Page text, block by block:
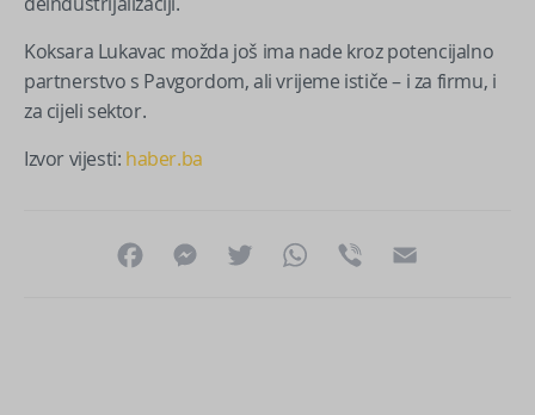
Koksara Lukavac možda još ima nade kroz potencijalno
partnerstvo s Pavgordom, ali vrijeme ističe – i za firmu, i
za cijeli sektor.
Izvor vijesti: haber.ba
FacebookMessenger
Twitter WhatsApp
Viber